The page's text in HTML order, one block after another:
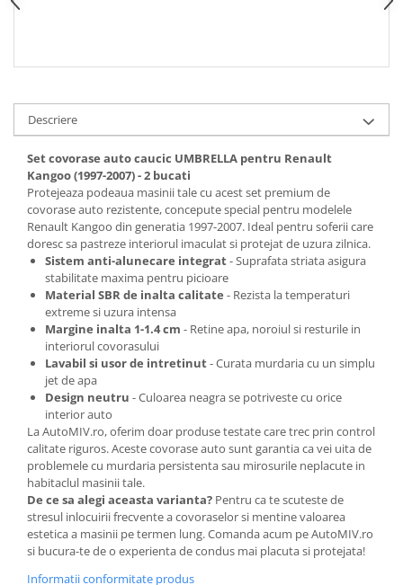
Spray Curatare Frane
Lubrifianti si Spray-uri de Curatare
Vopsitorie, Chituri si Adezivi
Curatare si Detailing Exterior
Articole Auto Sezoniere
Produse de Iarna
Cabluri Pornire
Produse de Vara
Descriere
Set covorase auto caucic UMBRELLA pentru Renault
Kangoo (1997-2007) - 2 bucati
Protejeaza podeaua masinii tale cu acest set premium de
covorase auto rezistente, concepute special pentru modelele
Renault Kangoo din generatia 1997-2007. Ideal pentru soferii care
doresc sa pastreze interiorul imaculat si protejat de uzura zilnica.
Sistem anti-alunecare integrat- Suprafata striata asigura
stabilitate maxima pentru picioare
Material SBR de inalta calitate - Rezista la temperaturi
extreme si uzura intensa
Margine inalta 1-1.4 cm - Retine apa, noroiul si resturile in
interiorul covorasului
Lavabil si usor de intretinut- Curata murdaria cu un simplu
jet de apa
Design neutru - Culoarea neagra se potriveste cu orice
interior auto
La AutoMIV.ro, oferim doar produse testate care trec prin control
calitate riguros. Aceste covorase auto sunt garantia ca vei uita de
problemele cu murdaria persistenta sau mirosurile neplacute in
habitaclul masinii tale.
De ce sa alegi aceasta varianta? Pentru ca te scuteste de
stresul inlocuirii frecvente a covoraselor si mentine valoarea
estetica a masinii pe termen lung. Comanda acum pe AutoMIV.ro
si bucura-te de o experienta de condus mai placuta si protejata!
Informatii conformitate produs